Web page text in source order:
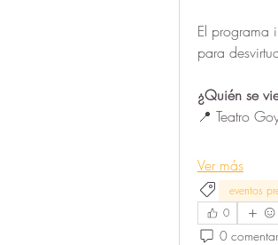
El programa
para
¿Quién se
📍 Teatro
Ver más
eventos
0
0